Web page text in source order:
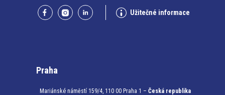
Užitečné informace
Praha
Mariánské náměstí 159/4, 110 00 Praha 1 – Česká republika